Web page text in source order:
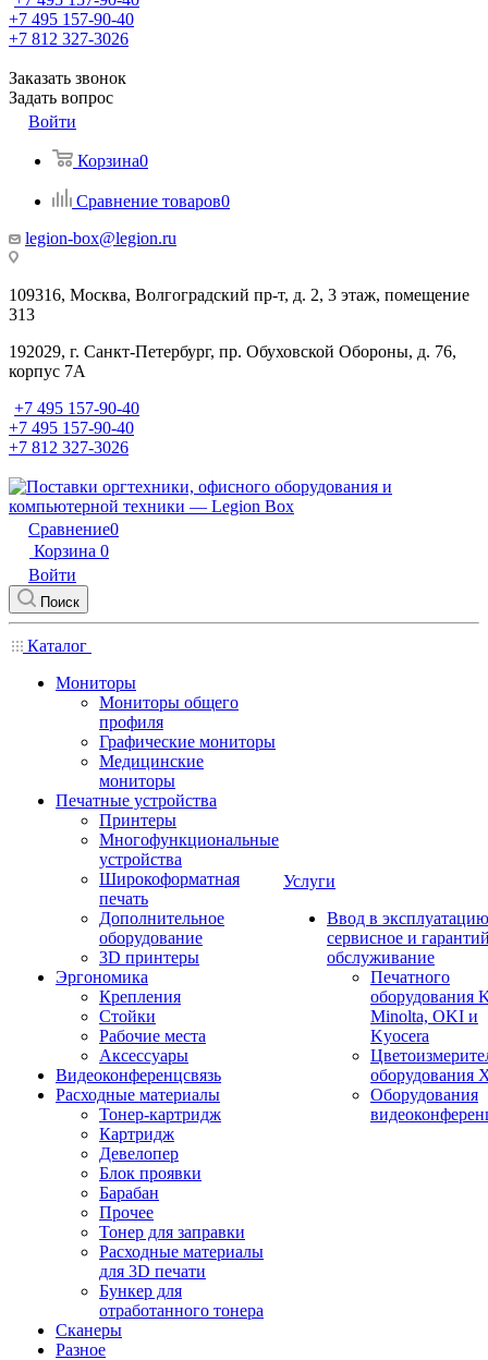
+7 495 157-90-40
+7 812 327-3026
Заказать звонок
Задать вопрос
Войти
Корзина0
Сравнение товаров0
legion-box@legion.ru
109316, Москва, Волгоградский пр-т, д. 2, 3 этаж, помещение
313
192029, г. Санкт-Петербург, пр. Обуховской Обороны, д. 76,
корпус 7А
+7 495 157-90-40
+7 495 157-90-40
+7 812 327-3026
Сравнение0
Корзина 0
Войти
Поиск
Каталог
Мониторы
Мониторы общего
профиля
Графические мониторы
Медицинские
мониторы
Печатные устройства
Принтеры
Многофункциональные
устройства
Широкоформатная
печать
Дополнительное
оборудование
3D принтеры
Эргономика
Крепления
Стойки
Рабочие места
Аксессуары
Видеоконференцсвязь
Расходные материалы
Тонер-картридж
Картридж
Девелопер
Блок проявки
Барабан
Прочее
Тонер для заправки
Расходные материалы
для 3D печати
Бункер для
отработанного тонера
Сканеры
Разное
Услуги
Ввод в
сервисное и
обслуживание
Печатного
оборудования
Minolta, OKI и
Kyocera
оборудования
Оборудования